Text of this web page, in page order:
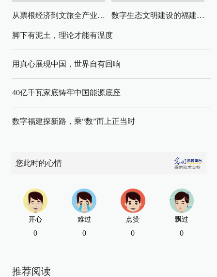
从票根经济到文旅全产业链升级 数字生态文明建设的福建路径与启示
脚下有泥土，理论才能有温度
用真心展现中国，世界自有回响
40亿千瓦家底铸牢中国能源底座
数字福建探新路，乘“数”而上正当时
您此时的心情
开心
0
难过
0
点赞
0
飘过
0
推荐阅读